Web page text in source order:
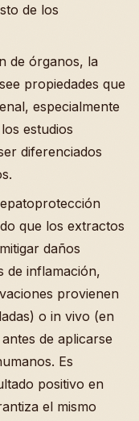
de los
de órganos, la
propiedades que
especialmente
estudios
diferenciados
que los extractos
daños
de inflamación,
provienen
o in vivo (en
de aplicarse
Es
positivo en
el mismo